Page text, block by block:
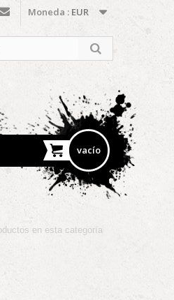
Moneda : EUR
vacío
en esta categoría